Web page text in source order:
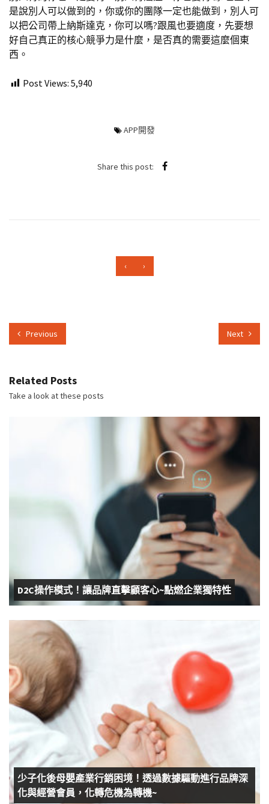
是說別人可以做到的，你或你的團隊一定也能做到，別人可
以把公司帶上納斯達克，你可以嗎?跟風也要適度，先要想
好自己真正的核心競爭力是什麼，是否真的需要這麼個東
西。
Post Views: 5,940
APP開發
Share this post:
‹ ›
Previous Next
Related Posts
Take a look at these posts
D2C操作模式！讓品牌直擊顧客心~點燃企業獨特性
少子化後母嬰產業行銷困境！透過數據驅動進行品牌深
化與經營會員，化轉危機為轉機~